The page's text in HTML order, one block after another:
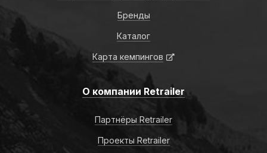
Бренды
Каталог
Карта кемпингов
О компании Retrailer
Партнёры Retrailer
Проекты Retrailer